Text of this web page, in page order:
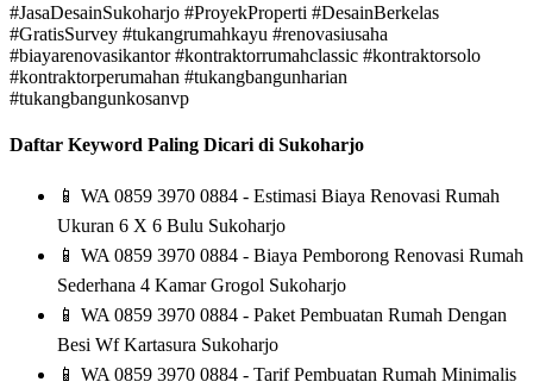
#JasaDesainSukoharjo #ProyekProperti #DesainBerkelas
#GratisSurvey #tukangrumahkayu #renovasiusaha
#biayarenovasikantor #kontraktorrumahclassic #kontraktorsolo
#kontraktorperumahan #tukangbangunharian
#tukangbangunkosanvp
Daftar Keyword Paling Dicari di Sukoharjo
📱 WA 0859 3970 0884 - Estimasi Biaya Renovasi Rumah
Ukuran 6 X 6 Bulu Sukoharjo
📱 WA 0859 3970 0884 - Biaya Pemborong Renovasi Rumah
Sederhana 4 Kamar Grogol Sukoharjo
📱 WA 0859 3970 0884 - Paket Pembuatan Rumah Dengan
Besi Wf Kartasura Sukoharjo
📱 WA 0859 3970 0884 - Tarif Pembuatan Rumah Minimalis